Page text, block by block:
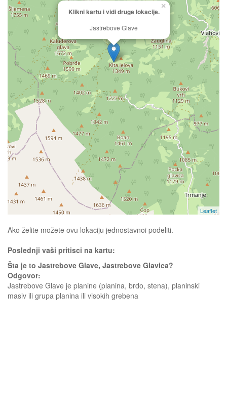
Klikni kartu i vidi druge lokacije.
Jastrebove Glave
×
Leaflet
Ako želite možete ovu lokaciju jednostavnoi podeliti.
Poslednji vaši pritisci na kartu:
Šta je to Jastrebove Glave, Jastrebove Glavica?
Odgovor:
Jastrebove Glave je planine (planina, brdo, stena), planinski
masiv ili grupa planina ili visokih grebena